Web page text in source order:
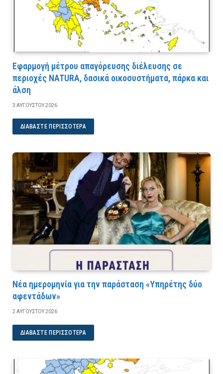
Εφαρμογή μέτρου απαγόρευσης διέλευσης σε
περιοχές NATURA, δασικά οικοσυστήματα, πάρκα και
άλση
3 ΑΥΓΟΎΣΤΟΥ 2026
ΔΙΑΒΆΣΤΕ ΠΕΡΙΣΣΌΤΕΡΑ
Νέα ημερομηνία για την παράσταση «Υπηρέτης δύο
αφεντάδων»
2 ΑΥΓΟΎΣΤΟΥ 2026
ΔΙΑΒΆΣΤΕ ΠΕΡΙΣΣΌΤΕΡΑ